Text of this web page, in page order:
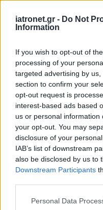
iatronet.gr - Do Not
Information
If you wish to opt-out of
processing of your
targeted advertising by
section to confirm your
opt-out request is
interest-based ads based
us or personal
your opt-out. You may
disclosure of your
IAB’s list of downstream
also be disclosed by us to
Downstream Participants
Please note that this
Personal Data